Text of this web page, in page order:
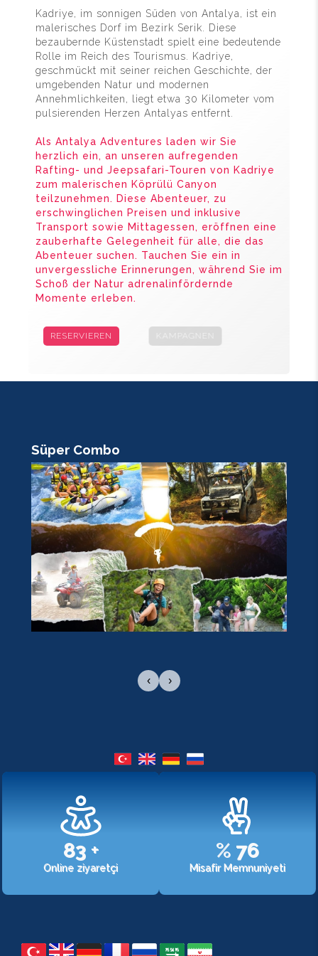
Kadriye, im sonnigen Süden von Antalya, ist ein
malerisches Dorf im Bezirk Serik. Diese
bezaubernde Küstenstadt spielt eine bedeutende
Rolle im Reich des Tourismus. Kadriye,
geschmückt mit seiner reichen Geschichte, der
umgebenden Natur und modernen
Annehmlichkeiten, liegt etwa 30 Kilometer vom
pulsierenden Herzen Antalyas entfernt.
Als Antalya Adventures laden wir Sie
herzlich ein, an unseren aufregenden
Rafting- und Jeepsafari-Touren von Kadriye
zum malerischen Köprülü Canyon
teilzunehmen. Diese Abenteuer, zu
erschwinglichen Preisen und inklusive
Transport sowie Mittagessen, eröffnen eine
zauberhafte Gelegenheit für alle, die das
Abenteuer suchen. Tauchen Sie ein in
unvergessliche Erinnerungen, während Sie im
Schoß der Natur adrenalinfördernde
Momente erleben.
RESERVIEREN
Süper Combo
‹ ›
107 +
Online ziyaretçi
% 98
Misafir Memnuniyeti